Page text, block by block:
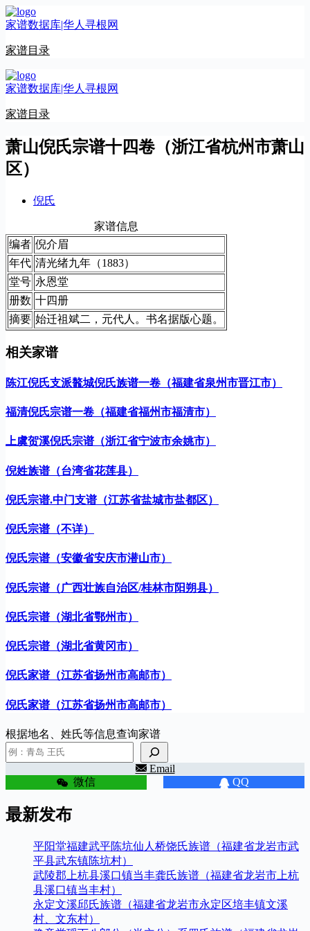
跳
至
容
家谱数据库|华人寻根网
家谱目录
家谱数据库|华人寻根网
家谱目录
萧山倪氏宗谱十四卷（浙江省杭州市萧山
区）
倪氏
家谱信息
编者 倪介眉
年代 清光绪九年（1883）
堂号 永恩堂
册数 十四册
摘要 始迁祖斌二，元代人。书名据版心题。
相关家谱
陈江倪氏支派鼇城倪氏族谱一卷（福建省泉州市晋江市）
福清倪氏宗谱一卷（福建省福州市福清市）
上虞贺溪倪氏宗谱（浙江省宁波市余姚市）
倪姓族谱（台湾省花莲县）
倪氏宗谱.中门支谱（江苏省盐城市盐都区）
倪氏宗谱（不详）
倪氏宗谱（安徽省安庆市潜山市）
倪氏宗谱（广西壮族自治区/桂林市阳朔县）
倪氏宗谱（湖北省鄂州市）
倪氏宗谱（湖北省黄冈市）
倪氏家谱（江苏省扬州市高邮市）
倪氏家谱（江苏省扬州市高邮市）
根据地名、姓氏等信息查询家谱
Email
微信 QQ
最新发布
平阳堂福建武平陈坑仙人桥饶氏族谱（福建省龙岩市武
平县武东镇陈坑村）
武陵郡上杭县溪口镇当丰龚氏族谱（福建省龙岩市上杭
县溪口镇当丰村）
永定文溪邱氏族谱（福建省龙岩市永定区培丰镇文溪
村、文东村）